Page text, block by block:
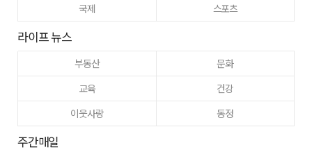
국제
스포츠
라이프 뉴스
부동산
문화
교육
건강
이웃사랑
동정
주간매일